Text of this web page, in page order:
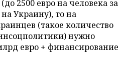
2500 евро на человека за
Украину), то на
(такое количество
нужно
евро + финансирование